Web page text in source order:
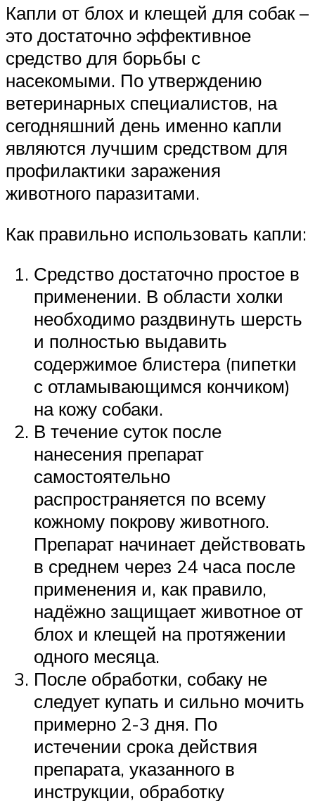
Капли от блох и клещей для собак –
это достаточно эффективное
средство для борьбы с
насекомыми. По утверждению
ветеринарных специалистов, на
сегодняшний день именно капли
являются лучшим средством для
профилактики заражения
животного паразитами.
Как правильно использовать капли:
Средство достаточно простое в
применении. В области холки
необходимо раздвинуть шерсть
и полностью выдавить
содержимое блистера (пипетки
с отламывающимся кончиком)
на кожу собаки.
В течение суток после
нанесения препарат
самостоятельно
распространяется по всему
кожному покрову животного.
Препарат начинает действовать
в среднем через 24 часа после
применения и, как правило,
надёжно защищает животное от
блох и клещей на протяжении
одного месяца.
После обработки, собаку не
следует купать и сильно мочить
примерно 2-3 дня. По
истечении срока действия
препарата, указанного в
инструкции, обработку